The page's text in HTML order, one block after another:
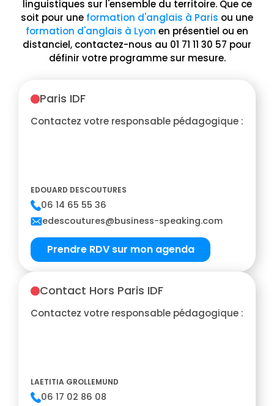
linguistiques sur l'ensemble du territoire. Que ce
soit pour une formation d'anglais à Paris ou une
formation d'anglais à Lyon en présentiel ou en
distanciel, contactez-nous au 01 71 11 30 57 pour
définir votre programme sur mesure.
Paris IDF
Contactez votre responsable pédagogique :
EDOUARD DESCOUTURES
06 14 65 55 36
edescoutures@business-speaking.com
Prendre RDV sur mon agenda
Contact Hors Paris IDF
Contactez votre responsable pédagogique :
LAETITIA GROLLEMUND
06 17 02 86 08